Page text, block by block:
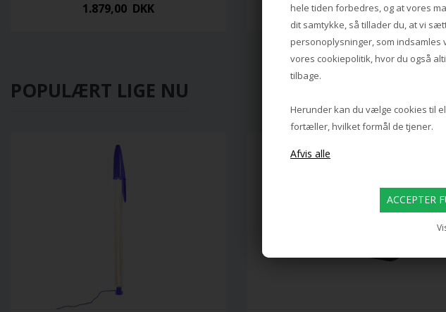
hele tiden forbedres, og at vores
dit samtykke, så tillader du, at vi
personoplysninger, som indsamles
vores cookiepolitik , hvor du også
tilbage.
Herunder kan du vælge cookies til
fortæller, hvilket formål de tjener.
1.879,00 DKK 1.905,00 DKK
POPULÆRT LIGE NU